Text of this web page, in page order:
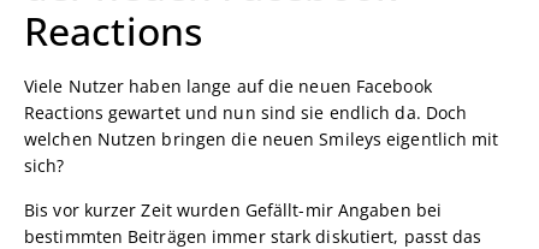
Reactions
Viele Nutzer haben lange auf die neuen Facebook
Reactions gewartet und nun sind sie endlich da. Doch
welchen Nutzen bringen die neuen Smileys eigentlich mit
sich?
Bis vor kurzer Zeit wurden Gefällt-mir Angaben bei
bestimmten Beiträgen immer stark diskutiert, passt das